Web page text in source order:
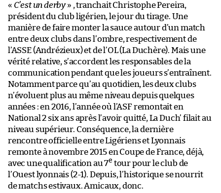
« C’est un derby» , tranchait Christophe Pereira,
président du club ligérien, le jour du tirage. Une
manière de faire monter la sauce autour d’un match
entre deux clubs dans l’ombre, respectivement de
l’ASSE (Andrézieux) et de l’OL (La Duchère). Mais une
vérité relative, s’accordent les responsables de la
communication pendant que les joueurs s’entraînent.
Notamment parce qu’au quotidien, les deux clubs
n’évoluent plus au même niveau depuis quelques
années : en 2016, l’année où l’ASF remontait en
National 2 six ans après l’avoir quitté, La Duch’ filait au
niveau supérieur. Conséquence, la dernière
rencontre officielle entre Ligériens et Lyonnais
remonte à novembre 2015 en Coupe de France, déjà,
avec une qualification au 7e tour pour le club de
l’Ouest lyonnais (2-1). Depuis, l’historique se nourrit
de matchs estivaux. Amicaux, donc.